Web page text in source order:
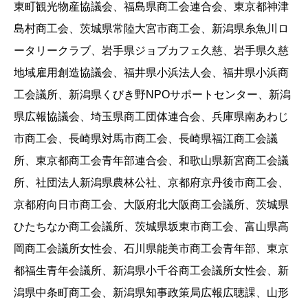
東町観光物産協議会、福島県商工会連合会、東京都神津
島村商工会、茨城県常陸大宮市商工会、新潟県糸魚川ロ
ータリークラブ、岩手県ジョブカフェ久慈、岩手県久慈
地域雇用創造協議会、福井県小浜法人会、福井県小浜商
工会議所、新潟県くびき野NPOサポートセンター、新潟
県広報協議会、埼玉県商工団体連合会、兵庫県南あわじ
市商工会、長崎県対馬市商工会、長崎県福江商工会議
所、東京都商工会青年部連合会、和歌山県新宮商工会議
所、社団法人新潟県農林公社、京都府京丹後市商工会、
京都府向日市商工会、大阪府北大阪商工会議所、茨城県
ひたちなか商工会議所、茨城県坂東市商工会、富山県高
岡商工会議所女性会、石川県能美市商工会青年部、東京
都福生青年会議所、新潟県小千谷商工会議所女性会、新
潟県中条町商工会、新潟県知事政策局広報広聴課、山形